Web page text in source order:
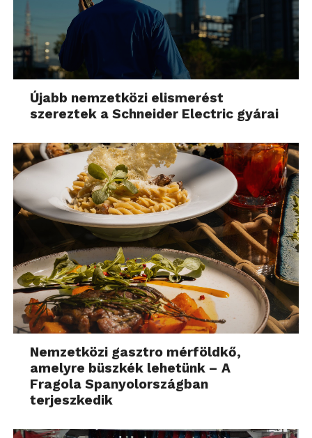
Újabb nemzetközi elismerést
szereztek a Schneider Electric gyárai
Nemzetközi gasztro mérföldkő,
amelyre büszkék lehetünk – A
Fragola Spanyolországban
terjeszkedik